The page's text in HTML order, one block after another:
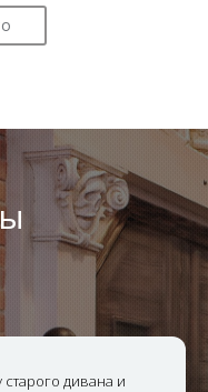
дивана и